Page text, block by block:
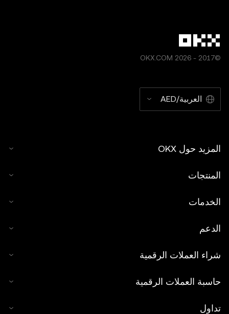
والرسوم البيانية، لا نتحمَّل أي مسؤولية أو التزام قانوني عن أي
أخطاء في الحقائق أو تلك الناتجة عن أي إغفال أو سهو فيها. تخضع
www.okx.com
.
©2017 - 2026 OKX.COM
العربية/AED
المزيد حول OKX
المنتجات
الخدمات
الدعم
شراء العملات الرقمية
حاسبة العملات الرقمية
تداول